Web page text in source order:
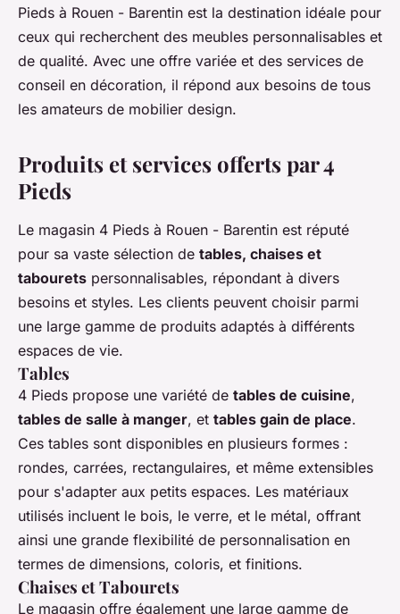
Pieds à Rouen - Barentin est la destination idéale pour
ceux qui recherchent des meubles personnalisables et
de qualité. Avec une offre variée et des services de
conseil en décoration, il répond aux besoins de tous
les amateurs de mobilier design.
Produits et services offerts par 4
Pieds
Le magasin 4 Pieds à Rouen - Barentin est réputé
pour sa vaste sélection de tables, chaises et
tabourets personnalisables, répondant à divers
besoins et styles. Les clients peuvent choisir parmi
une large gamme de produits adaptés à différents
espaces de vie.
Tables
4 Pieds propose une variété de tables de cuisine,
tables de salle à manger, et tables gain de place.
Ces tables sont disponibles en plusieurs formes :
rondes, carrées, rectangulaires, et même extensibles
pour s'adapter aux petits espaces. Les matériaux
utilisés incluent le bois, le verre, et le métal, offrant
ainsi une grande flexibilité de personnalisation en
termes de dimensions, coloris, et finitions.
Chaises et Tabourets
Le magasin offre également une large gamme de